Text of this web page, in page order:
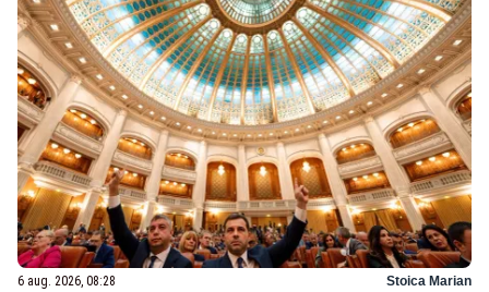
6 aug. 2026, 08:28 Stoica Marian